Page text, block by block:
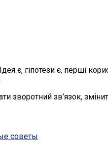
є, гіпотези є, перші
зворотний зв’язок,